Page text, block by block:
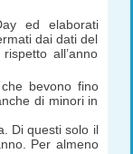
ed elaborati
dai dati del
all’anno
bevono fino
di minori in
Di questi solo il
Per almeno